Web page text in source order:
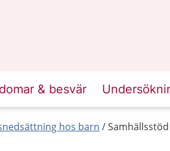
& besvär
hos barn